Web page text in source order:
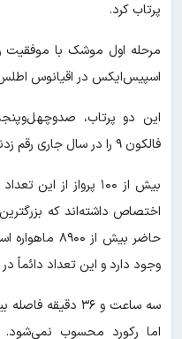
پرتاب کرد.
مرحله اول موشک با موفقیت
اسپیس‌ایکس در اقیانوس
این دو پرتاب،
فالکون ۹ را در سال جاری رقم زدند.
بیش از ۱۰۰ پرواز از
اختصاص داشته‌اند که
حاضر بیش از
وجود دارد و این تعداد دائماً
سه ساعت و ۳۶